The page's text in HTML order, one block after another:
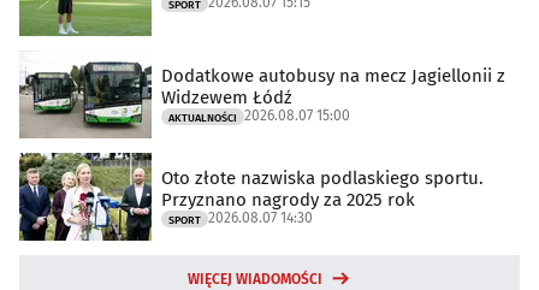
SPORT
Dodatkowe autobusy na mecz Jagiellonii z
Widzewem Łódź
AKTUALNOŚCI 2026.08.07 15:00
Oto złote nazwiska podlaskiego sportu.
Przyznano nagrody za 2025 rok
SPORT 2026.08.07 14:30
WIĘCEJ WIADOMOŚCI